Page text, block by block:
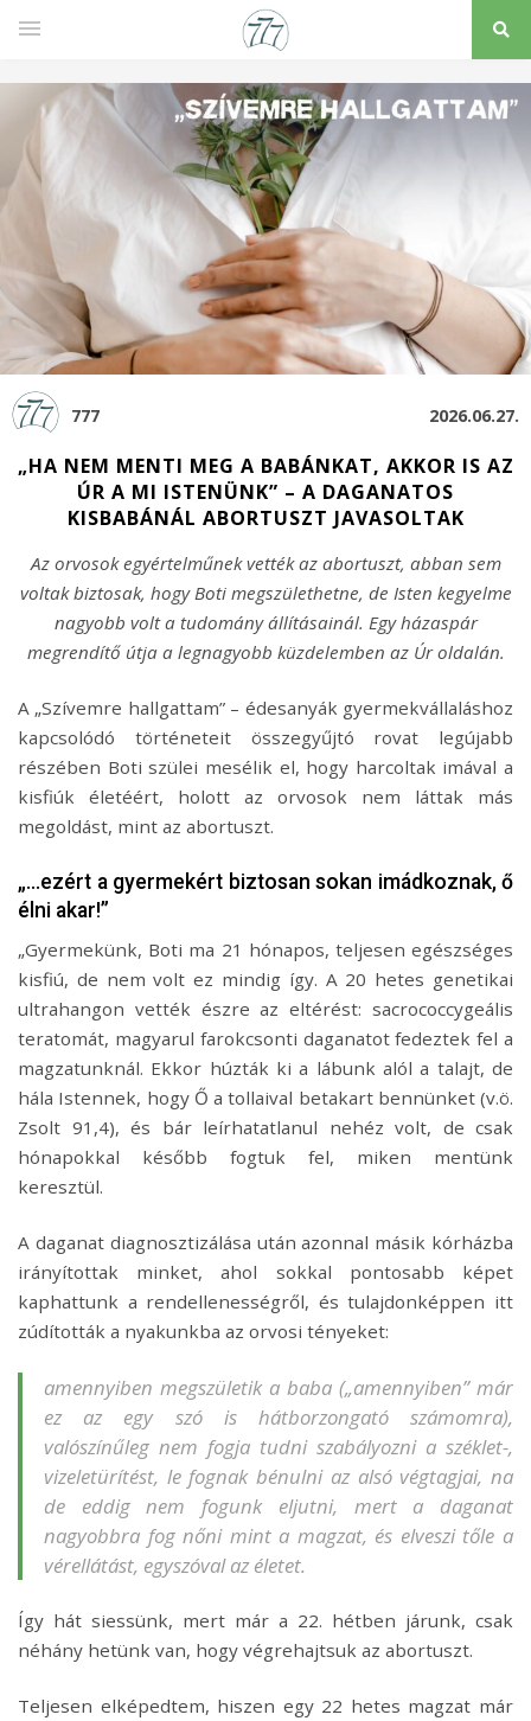
777 2026.06.27.
„HA NEM MENTI MEG A BABÁNKAT, AKKOR IS AZ
ÚR A MI ISTENÜNK” – A DAGANATOS
KISBABÁNÁL ABORTUSZT JAVASOLTAK
Az orvosok egyértelműnek vették az abortuszt, abban sem
voltak biztosak, hogy Boti megszülethetne, de Isten kegyelme
nagyobb volt a tudomány állításainál. Egy házaspár
megrendítő útja a legnagyobb küzdelemben az Úr oldalán.
A „Szívemre hallgattam” – édesanyák gyermekvállaláshoz
kapcsolódó történeteit összegyűjtó rovat legújabb
részében Boti szülei mesélik el, hogy harcoltak imával a
kisfiúk életéért, holott az orvosok nem láttak más
megoldást, mint az abortuszt.
„…ezért a gyermekért biztosan sokan imádkoznak, ő
élni akar!”
„Gyermekünk, Boti ma 21 hónapos, teljesen egészséges
kisfiú, de nem volt ez mindig így. A 20 hetes genetikai
ultrahangon vették észre az eltérést: sacrococcygeális
teratomát, magyarul farokcsonti daganatot fedeztek fel a
magzatunknál. Ekkor húzták ki a lábunk alól a talajt, de
hála Istennek, hogy Ő a tollaival betakart bennünket (v.ö.
Zsolt 91,4), és bár leírhatatlanul nehéz volt, de csak
hónapokkal később fogtuk fel, miken mentünk
keresztül.
A daganat diagnosztizálása után azonnal másik kórházba
irányítottak minket, ahol sokkal pontosabb képet
kaphattunk a rendellenességről, és tulajdonképpen itt
zúdították a nyakunkba az orvosi tényeket:
amennyiben megszületik a baba („amennyiben” már
ez az egy szó is hátborzongató számomra),
valószínűleg nem fogja tudni szabályozni a széklet-,
vizeletürítést, le fognak bénulni az alsó végtagjai, na
de eddig nem fogunk eljutni, mert a daganat
nagyobbra fog nőni mint a magzat, és elveszi tőle a
vérellátást, egyszóval az életet.
Így hát siessünk, mert már a 22. hétben járunk, csak
néhány hetünk van, hogy végrehajtsuk az abortuszt.
Teljesen elképedtem, hiszen egy 22 hetes magzat már